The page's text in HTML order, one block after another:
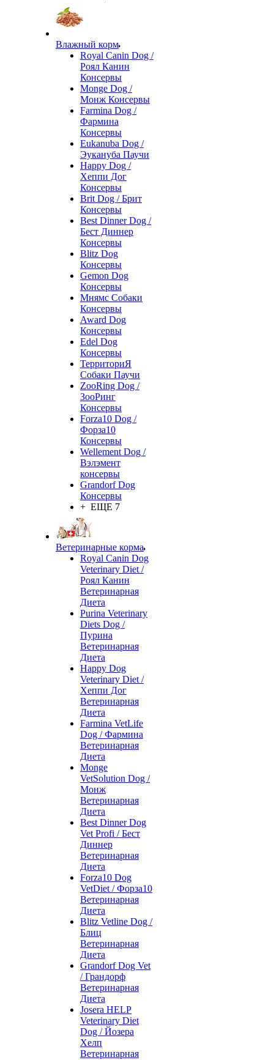
Влажный корм
Royal Canin Dog /
Роял Канин
Консервы
Monge Dog /
Монж Консервы
Farmina Dog /
Фармина
Консервы
Eukanuba Dog /
Эукануба Паучи
Happy Dog /
Хеппи Дог
Консервы
Brit Dog / Брит
Консервы
Best Dinner Dog /
Бест Диннер
Консервы
Blitz Dog
Консервы
Gemon Dog
Консервы
Мнямс Собаки
Консервы
Award Dog
Консервы
Edel Dog
Консервы
ТерриториЯ
Собаки Паучи
ZooRing Dog /
ЗооРинг
Консервы
Forza10 Dog /
Форза10
Консервы
Wellement Dog /
Вэлэмент
консервы
Grandorf Dog
Консервы
+ ЕЩЕ 7
Ветеринарные корма
Royal Canin Dog
Veterinary Diet /
Роял Канин
Ветеринарная
Диета
Purina Veterinary
Diets Dog /
Пурина
Ветеринарная
Диета
Happy Dog
Veterinary Diet /
Хеппи Дог
Ветеринарная
Диета
Farmina VetLife
Dog / Фармина
Ветеринарная
Диета
Monge
VetSolution Dog /
Монж
Ветеринарная
Диета
Best Dinner Dog
Vet Profi / Бест
Диннер
Ветеринарная
Диета
Forza10 Dog
VetDiet / Форза10
Ветеринарная
Диета
Blitz Vetline Dog /
Блиц
Ветеринарная
Диета
Grandorf Dog Vet
/ Грандорф
Ветеринарная
Диета
Josera HELP
Veterinary Diet
Dog / Йозера
Хелп
Ветеринарная